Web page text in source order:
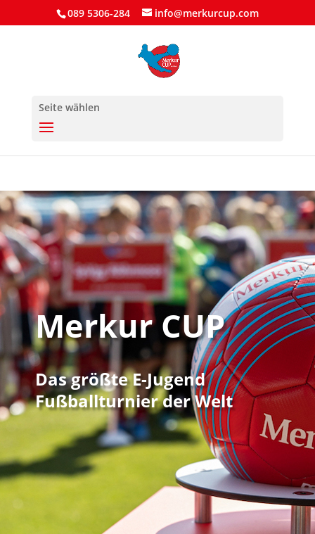
089 5306-284 info@merkurcup.com
Seite wählen
Merkur CUP
Das größte E-Jugend
Fußballturnier der Welt